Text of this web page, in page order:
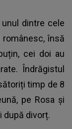
dintre cele
însă
cei doi au
Îndrăgistul
timp de 8
pe Rosa și
după divorț.